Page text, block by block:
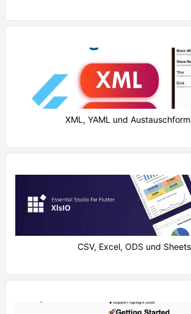
XML, YAML und
CSV, Excel, ODS und Sheets